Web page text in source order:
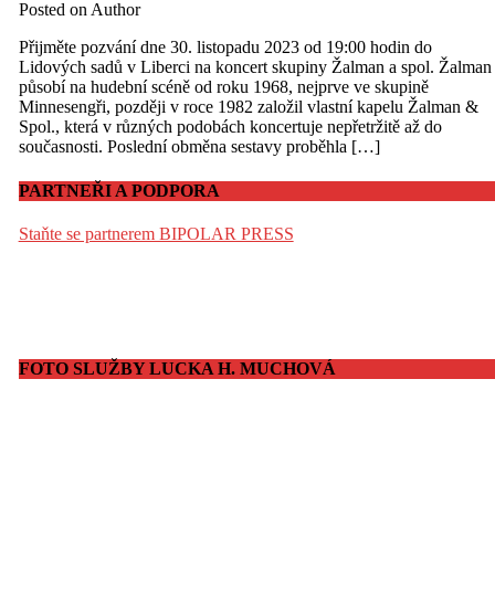
Posted on Author
Přijměte pozvání dne 30. listopadu 2023 od 19:00 hodin do
Lidových sadů v Liberci na koncert skupiny Žalman a spol. Žalman
působí na hudební scéně od roku 1968, nejprve ve skupině
Minnesengři, později v roce 1982 založil vlastní kapelu Žalman &
Spol., která v různých podobách koncertuje nepřetržitě až do
současnosti. Poslední obměna sestavy proběhla […]
PARTNEŘI A PODPORA
Staňte se partnerem BIPOLAR PRESS
FOTO SLUŽBY LUCKA H. MUCHOVÁ